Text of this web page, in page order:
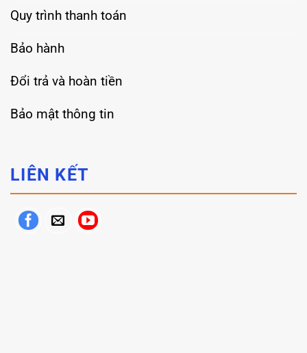
Quy trình thanh toán
Bảo hành
Đổi trả và hoàn tiền
Bảo mật thông tin
LIÊN KẾT